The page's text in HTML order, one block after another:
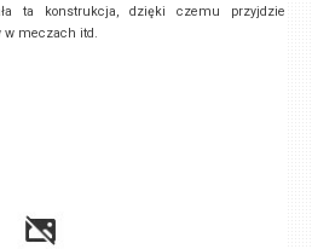
ta konstrukcja, dzięki czemu przyjdzie
w meczach itd.